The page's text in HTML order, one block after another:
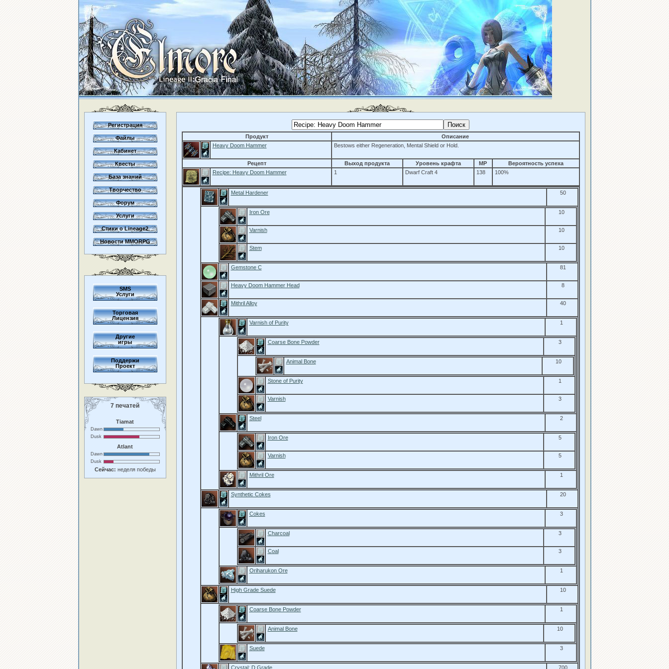
Регистрация
Файлы
Кабинет
Квесты
База знаний
Творчество
Форум
Услуги
Стихи о Lineage2
Новости MMORPG
SMS
Услуги
Торговая
Лицензия
Другие
игры
Поддержи
Проект
7 печатей
Tiamat
Dawn
Dusk
Atlant
Dawn
Dusk
Сейчас: неделя победы
Продукт
Описание
Heavy Doom Hammer
Bestows either Regeneration, Mental Shield or Hold.
Рецепт Выход продукта Уровень крафта MP
Вероятность успеха
Recipe: Heavy Doom Hammer
1 Dwarf Craft 4 138 100%
Metal Hardener 50
Iron Ore 10
Varnish 10
Stem 10
Gemstone C 81
Heavy Doom Hammer Head 8
Mithril Alloy 40
Varnish of Purity 1
Coarse Bone Powder 3
Animal Bone 10
Stone of Purity 1
Varnish 3
Steel 2
Iron Ore 5
Varnish 5
Mithril Ore 1
Synthetic Cokes 20
Cokes 3
Charcoal 3
Coal 3
Oriharukon Ore 1
High Grade Suede 10
Coarse Bone Powder 1
Animal Bone 10
Suede 3
Crystal: D Grade 700